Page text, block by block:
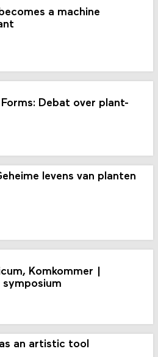
a machine
Debat over plant-
levens van planten
Komkommer |
symposium
an artistic tool